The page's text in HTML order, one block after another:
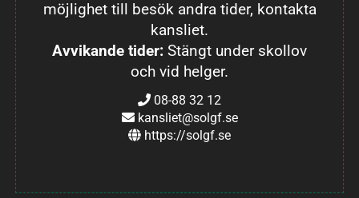
möjlighet till besök andra tider, kontakta
kansliet.
Avvikande tider: Stängt under skollov
och vid helger.
08-88 32 12
kansliet@solgf.se
https://solgf.se